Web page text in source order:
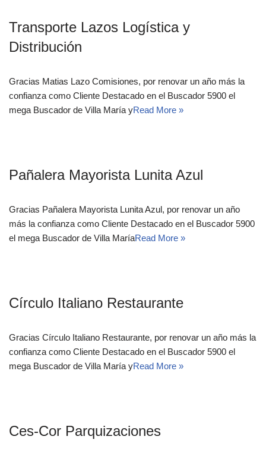
Transporte Lazos Logística y
Distribución
Gracias Matias Lazo Comisiones, por renovar un año más la
confianza como Cliente Destacado en el Buscador 5900 el
mega Buscador de Villa María yRead More »
Pañalera Mayorista Lunita Azul
Gracias Pañalera Mayorista Lunita Azul, por renovar un año
más la confianza como Cliente Destacado en el Buscador 5900
el mega Buscador de Villa MaríaRead More »
Círculo Italiano Restaurante
Gracias Círculo Italiano Restaurante, por renovar un año más la
confianza como Cliente Destacado en el Buscador 5900 el
mega Buscador de Villa María yRead More »
Ces-Cor Parquizaciones